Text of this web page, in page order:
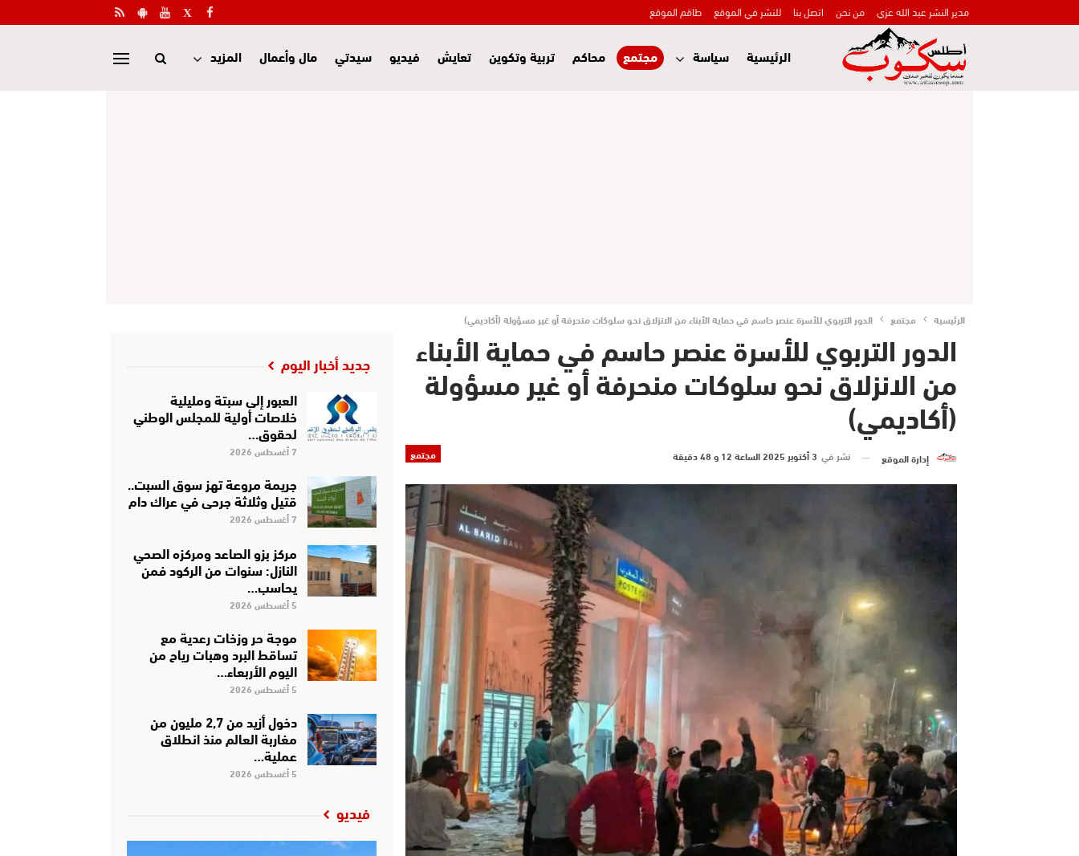
مدير النشر عبد الله عزي من نحن اتصل بنا للنشر في الموقع طاقم الموقع
الرئيسية سياسة مجتمع محاكم تربية وتكوين تعايش فيديو سيدتي مال وأعمال المزيد
الرئيسية مجتمع الدور التربوي للأسرة عنصر حاسم في حماية الأبناء من الانزلاق نحو سلوكات منحرفة أو غير مسؤولة (أكاديمي)
الدور التربوي للأسرة عنصر حاسم في حماية الأبناء
من الانزلاق نحو سلوكات منحرفة أو غير مسؤولة
(أكاديمي)
مجتمع إدارة الموقع نشر في 3 أكتوبر 2025 الساعة 12 و 48 دقيقة
جديد أخبار اليوم
العبور إلى سبتة ومليلية
خلاصات أولية للمجلس الوطني
لحقوق…
7 أغسطس 2026
جريمة مروعة تهز سوق السبت..
قتيل وثلاثة جرحى في عراك دام
7 أغسطس 2026
مركز بزو الصاعد ومركزه الصحي
النازل: سنوات من الركود فمن
يحاسب…
5 أغسطس 2026
موجة حر وزخات رعدية مع
تساقط البرد وهبات رياح من
اليوم الأربعاء…
5 أغسطس 2026
دخول أزيد من 2,7 مليون من
مغاربة العالم منذ انطلاق
عملية…
5 أغسطس 2026
فيديو